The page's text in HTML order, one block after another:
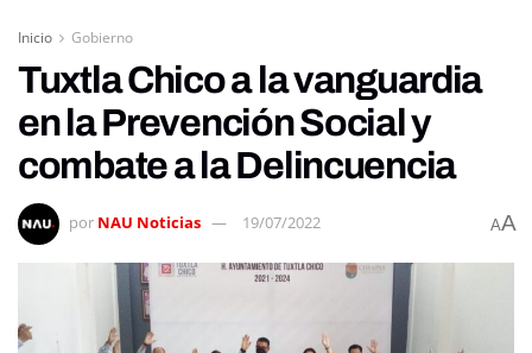
Inicio Gobierno
Tuxtla Chico a la vanguardia
en la Prevención Social y
combate a la Delincuencia
por NAU Noticias 19/07/2022 AA